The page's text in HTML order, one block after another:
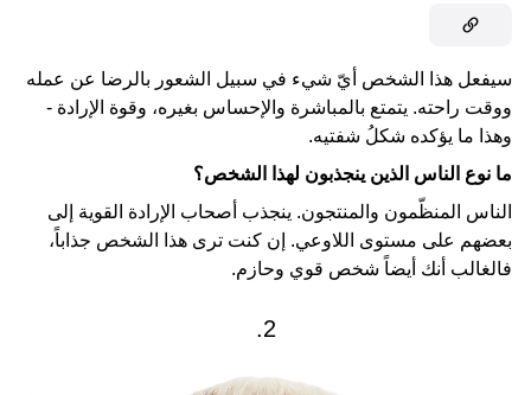
سيفعل هذا الشخص أيّ شيء في سبيل الشعور بالرضا عن عمله
ووقت راحته. يتمتع بالمباشرة والإحساس بغيره، وقوة الإرادة -
وهذا ما يؤكده شكلُ شفتيه.
ما نوع الناس الذين ينجذبون لهذا الشخص؟
الناس المنظّمون والمنتجون. ينجذب أصحاب الإرادة القوية إلى
بعضهم على مستوى اللاوعي. إن كنت ترى هذا الشخص جذاباً،
فالغالب أنك أيضاً شخص قوي وحازم.
2.